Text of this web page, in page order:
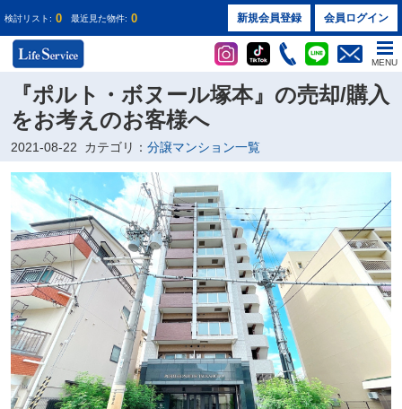
検討リスト: 0 最近見た物件: 0 新規会員登録 会員ログイン
MENU
『ポルト・ボヌール塚本』の売却/購入
をお考えのお客様へ
2021-08-22 カテゴリ： 分譲マンション一覧